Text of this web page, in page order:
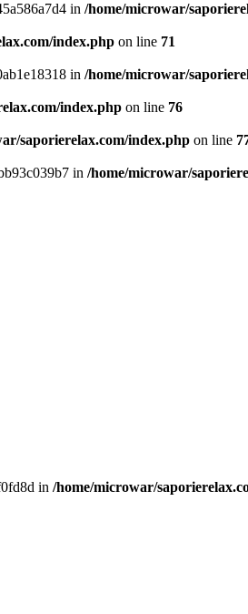
in /home/microwar/
index.php on line 71
in /home/microwar/
index.php on line 76
saporierelax.com/index.php on line
in /home/microwar/
in /home/microwar/